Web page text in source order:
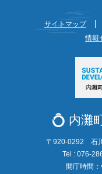
サイトマップ
情報
内灘
〒920-0292 石
Tel : 076-
開庁時間